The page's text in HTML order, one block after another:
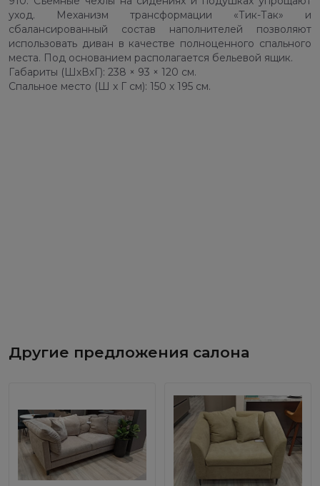
уход. Механизм трансформации «Тик-Так» и
сбалансированный состав наполнителей позволяют
использовать диван в качестве полноценного спального
места. Под основанием располагается бельевой ящик.
Габариты (ШхВхГ): 238 × 93 × 120 см.
Спальное место (Ш x Г см): 150 x 195 см.
Другие предложения салона